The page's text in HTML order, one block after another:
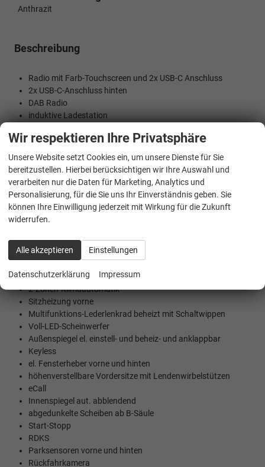
Anthrazit
Beschreibung
Radio mit Farb-Touchscreen und 2x USB-C Anschluss
2x USB-C-Anschluss hinten
DAB Radio
induktive Ladestation
Apple CarPlay und Android Auto (Navigation über
Smartphone)
8 Lautsprecher
Bluetooth Freisprecheinrichtung
Virtuelles Cockpit
Tempomat mit Limiter
Front-Assist
Toter-Winkel-Assistent
Querverkehrsassistent
Mittelarmlehne vorne und hinten
2-Zonen-Klimaautomatik
Sitzheizung vorne
Multifunktions-Lederlenkrad beheizt mit Schaltwippen
Voll-LED-Scheinwerfer
Außenspiegel el. einstell- und beheiz- und anklappbar
Keyless
el. Fensterheber vorne und hinten
höhenverstellbare Vordersitze mit Lendenwirbelstützen
eCall
Innenspiegel aut. abblendend
abgedunkelte Scheiben ab B-Säule
Start-Stopp
RDKS
Parksensoren vorne und hinten
Rückfahrkamera
Wir respektieren Ihre Privatsphäre
Unsere Website setzt Cookies ein, um unsere Dienste für Sie
bereitzustellen. Hierbei berücksichtigen wir Ihre Auswahl und
verarbeiten nur die Daten für Marketing, Analytics und
Personalisierung, für die Sie uns Ihr Einverständnis geben. Sie
können Ihre Einwilligung jederzeit mit Wirkung für die Zukunft
widerrufen.
Alle akzeptieren Einstellungen
Datenschutzerklärung Impressum